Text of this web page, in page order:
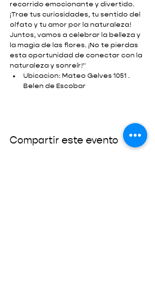
recorrido emocionante y divertido.
¡Trae tus curiosidades, tu sentido del
olfato y tu amor por la naturaleza!
Juntos, vamos a celebrar la belleza y
la magia de las flores. ¡No te pierdas
esta oportunidad de conectar con la
naturaleza y sonreír!"
Ubicacion: Mateo Gelves 1051 .
Belen de Escobar
Compartir este evento